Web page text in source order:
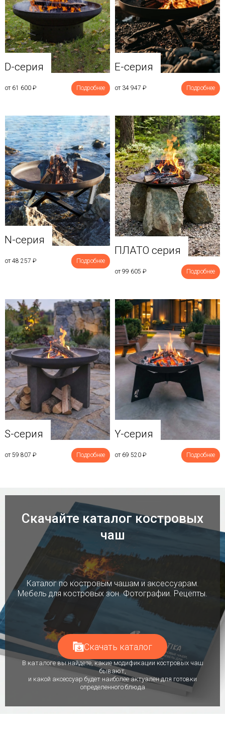
D-серия
от 61 600 ₽ Подробнее
E-серия
от 34 947 ₽ Подробнее
N-серия
от 48 257 ₽ Подробнее
ПЛАТО серия
от 99 605 ₽ Подробнее
S-серия
от 59 807 ₽ Подробнее
Y-серия
от 69 520 ₽ Подробнее
Скачайте каталог костровых
чаш
Каталог по костровым чашам и аксессуарам.
Мебель для костровых зон. Фотографии. Рецепты.
Скачать каталог
В каталоге вы найдете, какие модификации костровых чаш
бывают,
и какой аксессуар будет наиболее актуален для готовки
определенного блюда